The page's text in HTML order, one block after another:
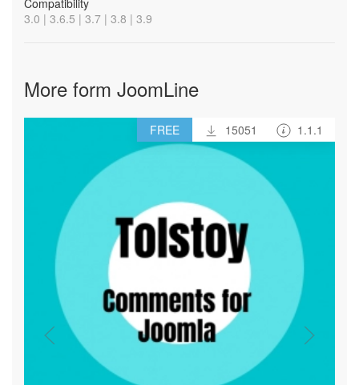
Compatibility
3.0 | 3.6.5 | 3.7 | 3.8 | 3.9
More form JoomLine
FREE 15051 1.1.1